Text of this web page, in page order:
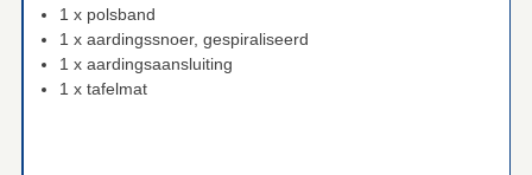
1 x polsband
1 x aardingssnoer, gespiraliseerd
1 x aardingsaansluiting
1 x tafelmat